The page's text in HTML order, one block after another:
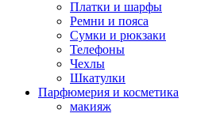
Платки и шарфы
Ремни и пояса
Сумки и рюкзаки
Телефоны
Чехлы
Шкатулки
Парфюмерия и косметика
макияж